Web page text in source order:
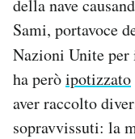
della nave
Sami, portavoce
Nazioni Unite
ha peròipotizzato
aver raccolto
sopravvissuti: la